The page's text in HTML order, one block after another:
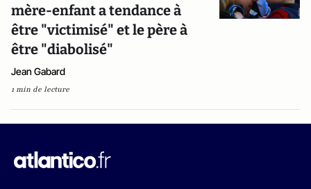
mère-enfant a tendance à
être "victimisé" et le père à
être "diabolisé"
Jean Gabard
1 min de lecture